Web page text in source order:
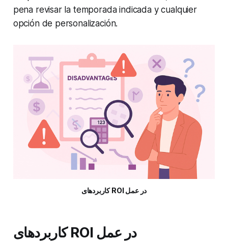
pena revisar la temporada indicada y cualquier
opción de personalización.
کاربردهای ROI در عمل
کاربردهای ROI در عمل